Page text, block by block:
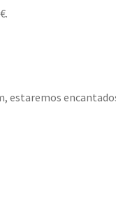
estaremos